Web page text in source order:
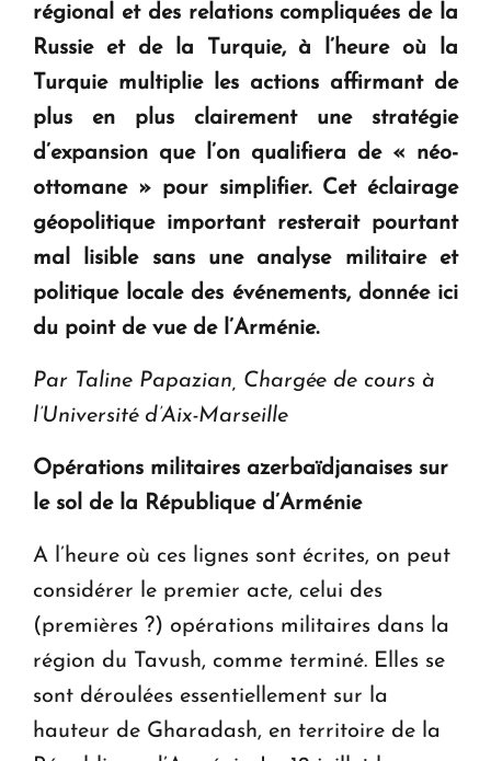
régional et des relations compliquées de la
Russie et de la Turquie, à l’heure où la
Turquie multiplie les actions affirmant de
plus en plus clairement une stratégie
d’expansion que l’on qualifiera de « néo-
ottomane » pour simplifier. Cet éclairage
géopolitique important resterait pourtant
mal lisible sans une analyse militaire et
politique locale des événements, donnée ici
du point de vue de l’Arménie.
Par Taline Papazian, Chargée de cours à
l’Université d’Aix-Marseille
Opérations militaires azerbaïdjanaises sur
le sol de la République d’Arménie
A l’heure où ces lignes sont écrites, on peut
considérer le premier acte, celui des
(premières ?) opérations militaires dans la
région du Tavush, comme terminé. Elles se
sont déroulées essentiellement sur la
hauteur de Gharadash, en territoire de la